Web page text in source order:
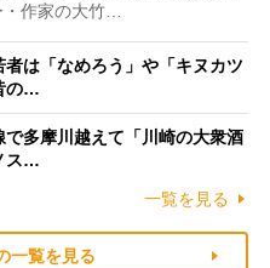
作家の大竹…
者は「なめろう」や「キヌカツ
の…
で多摩川越えて「川崎の大衆酒
ス…
一覧を見る
一覧を見る